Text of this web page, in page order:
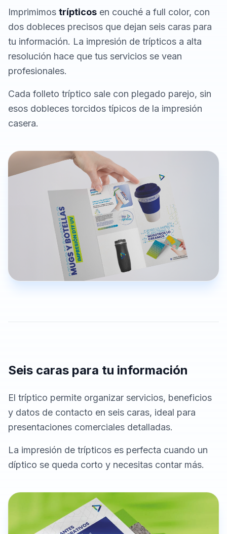
Imprimimos trípticos en couché a full color, con
dos dobleces precisos que dejan seis caras para
tu información. La impresión de trípticos a alta
resolución hace que tus servicios se vean
profesionales.
Cada folleto tríptico sale con plegado parejo, sin
esos dobleces torcidos típicos de la impresión
casera.
Seis caras para tu información
El tríptico permite organizar servicios, beneficios
y datos de contacto en seis caras, ideal para
presentaciones comerciales detalladas.
La impresión de trípticos es perfecta cuando un
díptico se queda corto y necesitas contar más.